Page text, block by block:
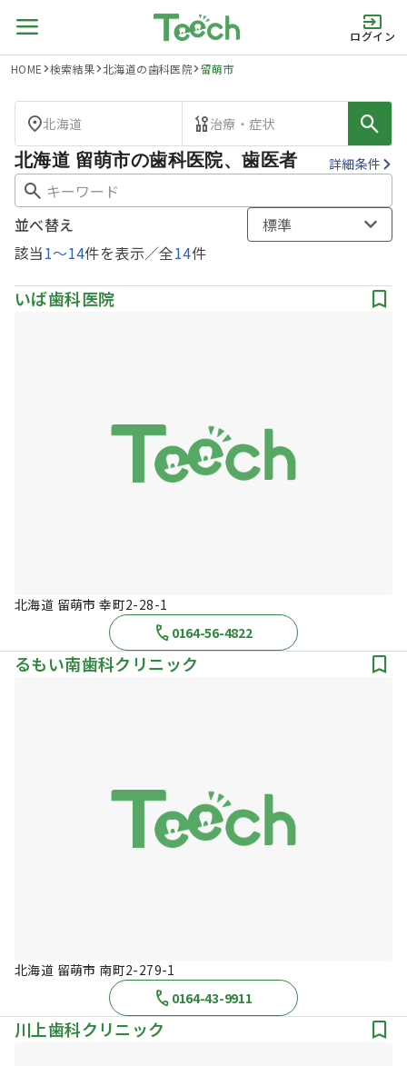
ログイン
HOME 検索結果 北海道の歯科医院 留萌市
北海道 治療・症状
北海道 留萌市の歯科医院、歯医者 詳細条件
該当1〜14件を表示／全14件
並べ替え 標準
いば歯科医院
北海道 留萌市 幸町2-28-1
0164-56-4822
るもい南歯科クリニック
北海道 留萌市 南町2-279-1
0164-43-9911
川上歯科クリニック